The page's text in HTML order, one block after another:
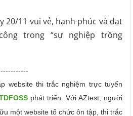
20/11 vui vẻ, hạnh phúc và đạt
trong “sự nghiệp trồng
website thi trắc nghiệm trực tuyến
phát triển.
Với AZtest, người
một website tổ chức ôn tập, thi trắc